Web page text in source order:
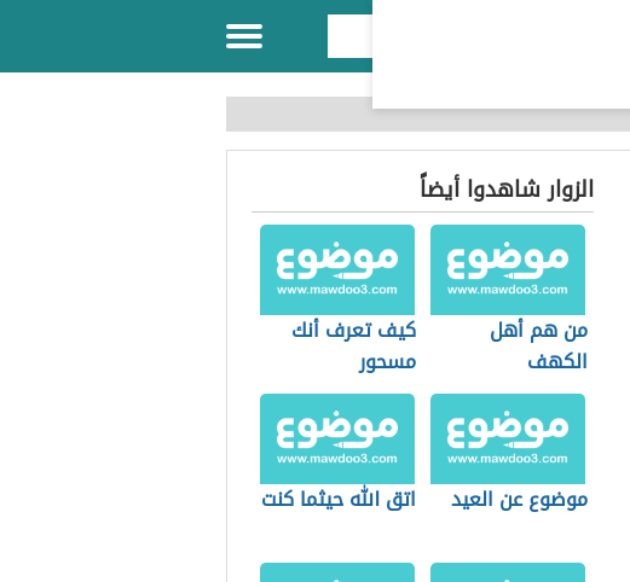
الزوار شاهدوا أيضاً
من هم أهل
الكهف
كيف تعرف أنك
مسحور
موضوع عن العيد اتق الله حيثما كنت